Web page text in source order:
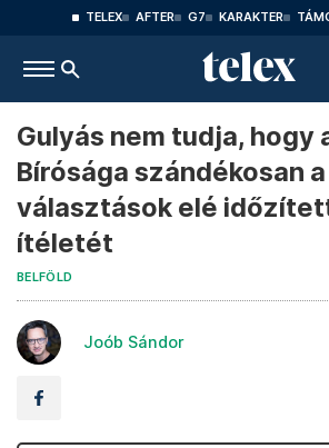
TELEX AFTER G7 KARAKTER
Gulyás nem tudja, hogy
Bírósága szándékosan a
választások elé
ítéletét
BELFÖLD
Joób Sándor